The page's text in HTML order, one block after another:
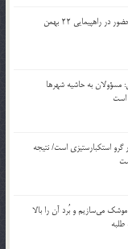
آیت الله سید هاشم حسینی بوشهری : ملت ایران با حضور در راهپیمایی ۲۲ بهمن
به حاشیه شهرها
استکبارستیزی است/ نتیجه
می‌سازیم و بُرد آن را بالا